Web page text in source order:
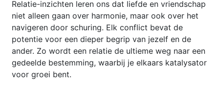
Relatie-inzichten leren ons dat liefde en vriendschap
niet alleen gaan over harmonie, maar ook over het
navigeren door schuring. Elk conflict bevat de
potentie voor een dieper begrip van jezelf en de
ander. Zo wordt een relatie de ultieme weg naar een
gedeelde bestemming, waarbij je elkaars katalysator
voor groei bent.